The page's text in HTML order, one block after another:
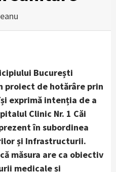
București
proiect de hotărâre prin
exprimă intenția de a
Clinic Nr. 1 Căi
în subordinea
și Infrastructurii.
măsura are ca obiectiv
medicale și